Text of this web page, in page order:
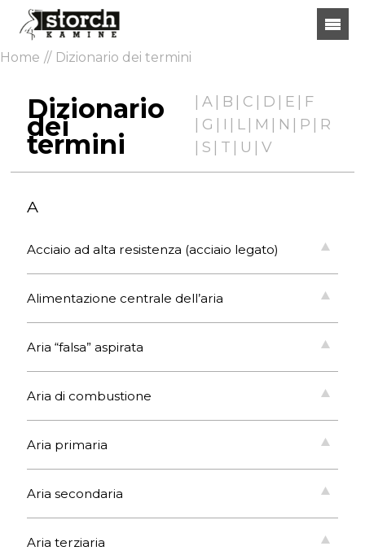
Home Dizionario dei termini
Dizionario
dei
termini
A B C D E
F
G
I L M N P
R
S
T U V
A
Acciaio ad alta resistenza (acciaio legato)
Alimentazione centrale dell’aria
Aria “falsa” aspirata
Aria di combustione
Aria primaria
Aria secondaria
Aria terziaria